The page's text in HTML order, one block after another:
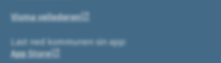
Visma veilederen
Last ned kommunen sin app:
App Store